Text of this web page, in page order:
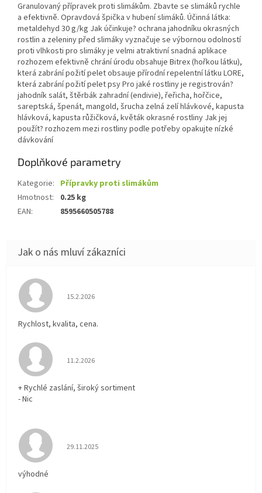
Granulovaný přípravek proti slimákům. Zbavte se slimáků rychle
a efektivně. Opravdová špička v hubení slimáků. Účinná látka:
metaldehyd 30 g/kg Jak účinkuje? ochrana jahodníku okrasných
rostlin a zeleniny před slimáky vyznačuje se výbornou odolností
proti vlhkosti pro slimáky je velmi atraktivní snadná aplikace
rozhozem efektivně chrání úrodu obsahuje Bitrex (hořkou látku),
která zabrání požití pelet obsauje přírodní repelentní látku LORE,
která zabrání požití pelet psy Pro jaké rostliny je registrován?
jahodník salát, štěrbák zahradní (endivie), řeřicha, hořčice,
sareptská, špenát, mangold, šrucha zelná zelí hlávkové, kapusta
hlávková, kapusta růžičková, květák okrasné rostliny Jak jej
použít? rozhozem mezi rostliny podle potřeby opakujte nízké
dávkování
Doplňkové parametry
Kategorie: Přípravky proti slimákům
Hmotnost:
0.25 kg
EAN: 8595660505788
Hodnocení obchodu je 5 z 5 hvězdiček.
15.2.2026
Rychlost, kvalita, cena.
Hodnocení obchodu je 5 z 5 hvězdiček.
11.2.2026
+ Rychlé zaslání, široký sortiment
- Nic
Hodnocení obchodu je 5 z 5 hvězdiček.
29.11.2025
výhodné